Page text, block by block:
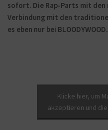
sofort. Die Rap-Parts mit den
Verbindung mit den
es eben nur bei BLOODYWOOD.
Klicke hier, um
akzeptieren und